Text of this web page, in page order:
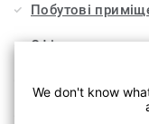
Побутові
Офіси
Торговельні
We don't know